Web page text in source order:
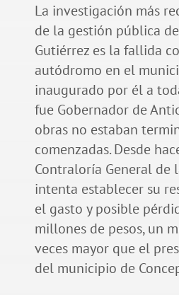
La investigación más
de la gestión pública
Gutiérrez es la fallida
autódromo en el
inaugurado por él a
fue Gobernador de
obras no estaban
comenzadas. Desde
Contraloría General de
intenta establecer su
el gasto y posible
millones de pesos, un
veces mayor que el
del municipio de